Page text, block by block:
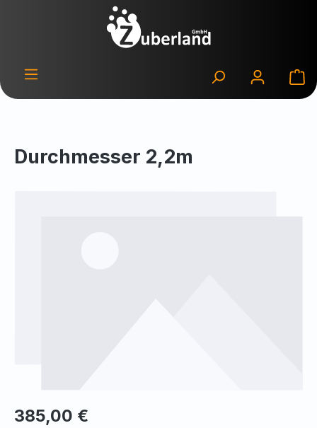
Zum Hauptinhalt springen
Durchmesser 2,2m
Regulärer Preis:
385,00 €